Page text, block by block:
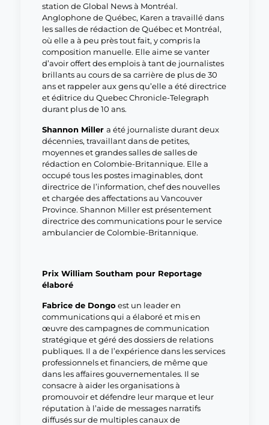
station de Global News à Montréal.
Anglophone de Québec, Karen a travaillé dans
les salles de rédaction de Québec et Montréal,
où elle a à peu près tout fait, y compris la
composition manuelle. Elle aime se vanter
d’avoir offert des emplois à tant de journalistes
brillants au cours de sa carrière de plus de 30
ans et rappeler aux gens qu’elle a été directrice
et éditrice du Quebec Chronicle-Telegraph
durant plus de 10 ans.
Shannon Miller a été journaliste durant deux
décennies, travaillant dans de petites,
moyennes et grandes salles de salles de
rédaction en Colombie-Britannique. Elle a
occupé tous les postes imaginables, dont
directrice de l’information, chef des nouvelles
et chargée des affectations au Vancouver
Province. Shannon Miller est présentement
directrice des communications pour le service
ambulancier de Colombie-Britannique.
Prix William Southam pour Reportage
élaboré
Fabrice de Dongo est un leader en
communications qui a élaboré et mis en
œuvre des campagnes de communication
stratégique et géré des dossiers de relations
publiques. Il a de l’expérience dans les services
professionnels et financiers, de même que
dans les affaires gouvernementales. Il se
consacre à aider les organisations à
promouvoir et défendre leur marque et leur
réputation à l’aide de messages narratifs
diffusés sur de multiples canaux de